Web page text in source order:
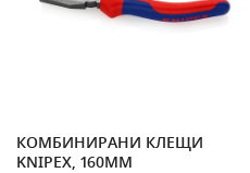
КОМБИНИРАНИ КЛЕЩИ
KNIPEX, 160MM